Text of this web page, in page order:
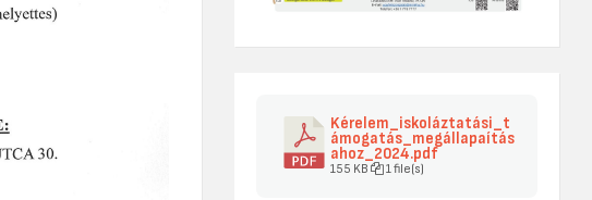
Kérelem_iskoláztatási_t
ámogatás_megállapaítás
ahoz_2024.pdf
155 KB 1 file(s)